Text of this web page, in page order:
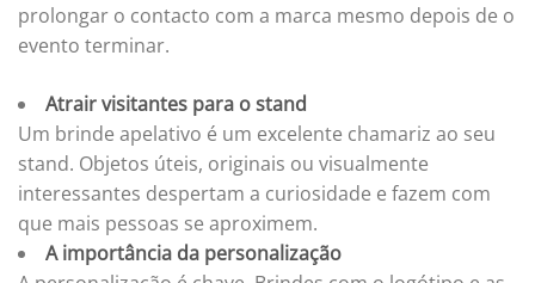
prolongar o contacto com a marca mesmo depois de o
evento terminar.
Atrair visitantes para o stand
Um brinde apelativo é um excelente chamariz ao seu
stand. Objetos úteis, originais ou visualmente
interessantes despertam a curiosidade e fazem com
que mais pessoas se aproximem.
A importância da personalização